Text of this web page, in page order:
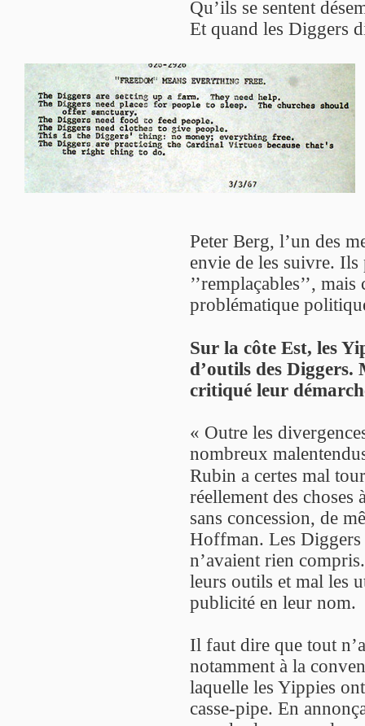
Qu’ils se sentent
Et quand les Diggers
Peter Berg, l’un des
envie de les suivre. Ils
’’remplaçables’’,
problématique
Sur la côte Est, les
d’outils des
critiqué leur
« Outre les
nombreux
Rubin a certes mal
réellement des
sans concession, de
Hoffman. Les Diggers
n’avaient rien
leurs outils et mal les
publicité en leur nom.
Il faut dire que tout
notamment à la
laquelle les Yippies
casse-pipe. En